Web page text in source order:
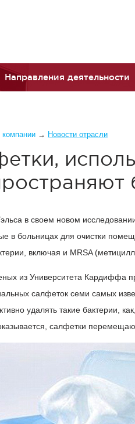
Направления деятельности
→ Новости отрасли
в своем новом
в больницах для очистки
включая и MRSA
из Университета Кардиффа
салфеток семи самых
удалять такие бактерии,
салфетки